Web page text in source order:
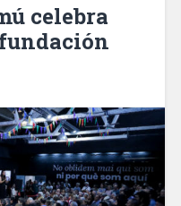
celebra
fundación